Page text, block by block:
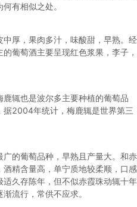
有相似之处。
厚，果肉多汁，味酸甜，早熟。经
葡萄酒主要呈现红色浆果，李子，
辄也是波尔多主要种植的葡萄品
据2004年统计，梅鹿辄是世界第三
的葡萄品种，早熟且产量大。和赤
精含量高，单宁质地较柔顺，口感
久存陈年，但不似赤霞珠动辄十年
流行，常供不应求。